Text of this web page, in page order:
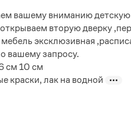
вашему вниманию
вторую дверку
эксклюзивная
вашему запросу.
см 10 см
краски, лак на водной